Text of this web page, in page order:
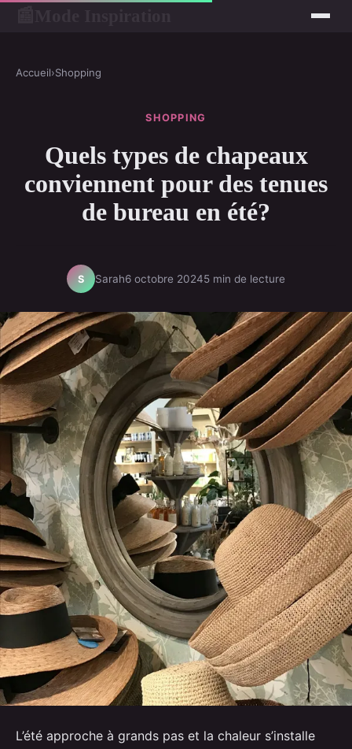
Accueil›Shopping
SHOPPING
Quels types de chapeaux
conviennent pour des tenues
de bureau en été?
S Sarah6 octobre 20245 min de lecture
L’été approche à grands pas et la chaleur s’installe